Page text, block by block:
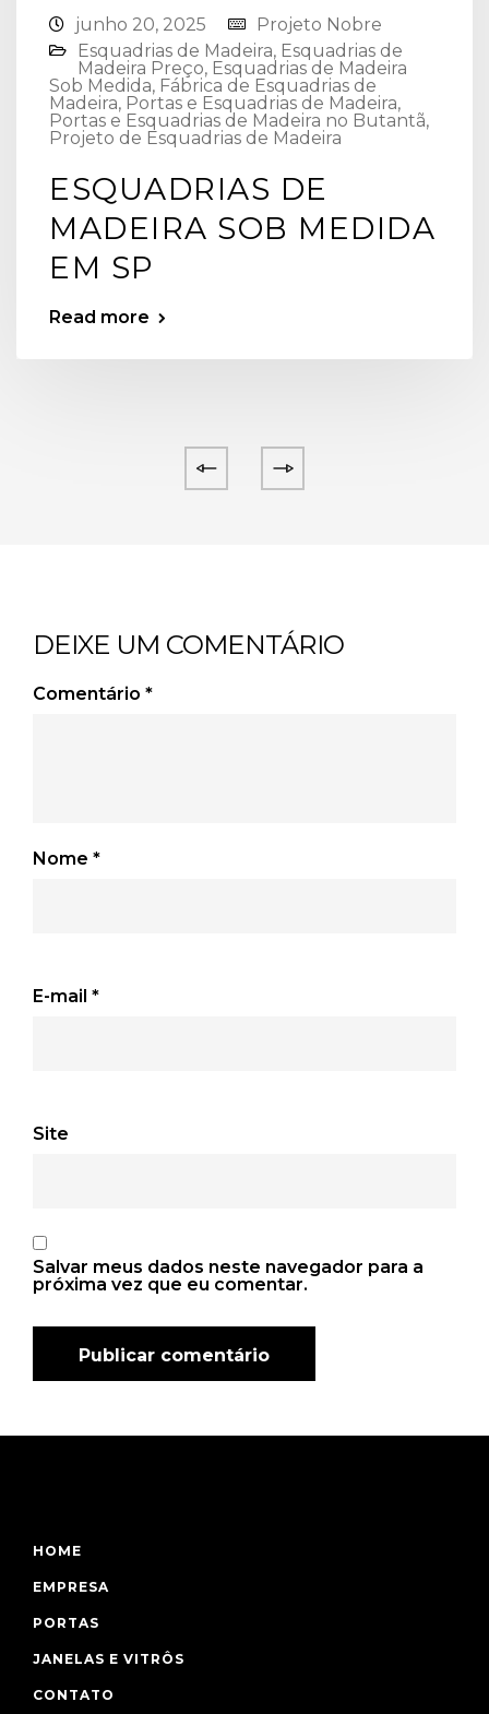
junho 20, 2025
Projeto Nobre
Esquadrias de Madeira⁠, Esquadrias de
Madeira Preço, Esquadrias de Madeira
Sob Medida, Fábrica de Esquadrias de
Madeira, Portas e Esquadrias de Madeira,
Portas e Esquadrias de Madeira no Butantã,
Projeto de Esquadrias de Madeira
ESQUADRIAS DE
MADEIRA SOB MEDIDA
EM SP
Read more
DEIXE UM COMENTÁRIO
Comentário *
Nome *
E-mail *
Site
Salvar meus dados neste navegador para a
próxima vez que eu comentar.
HOME
EMPRESA
PORTAS
JANELAS E VITRÔS
CONTATO